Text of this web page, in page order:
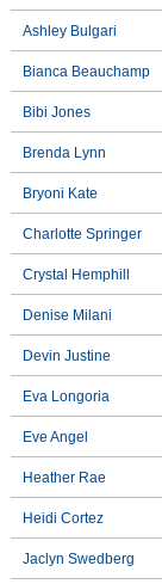
Ashley Bulgari
Bianca Beauchamp
Bibi Jones
Brenda Lynn
Bryoni Kate
Charlotte Springer
Crystal Hemphill
Denise Milani
Devin Justine
Eva Longoria
Eve Angel
Heather Rae
Heidi Cortez
Jaclyn Swedberg